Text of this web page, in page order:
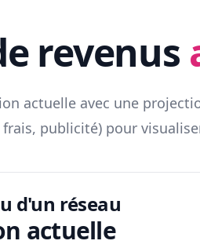
revenus
actuelle avec une
publicité) pour
d'un réseau
actuelle